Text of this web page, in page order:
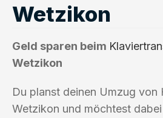
Wetzikon
Geld sparen beim
Wetzikon
Du planst deinen Umzug von
Wetzikon und möchtest